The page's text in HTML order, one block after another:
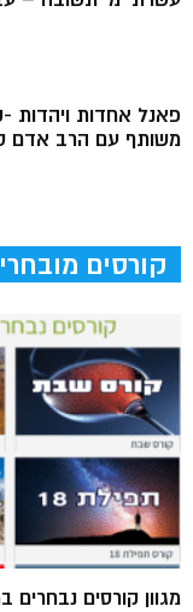
פאנל אחדות ויהדות -
משותף עם הרב אדם
קורסים
מגוון קורסים